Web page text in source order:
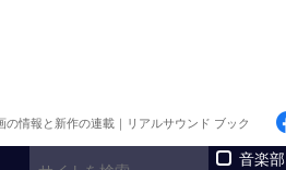
の情報と新作の連載｜リアルサウンド ブック
音楽部